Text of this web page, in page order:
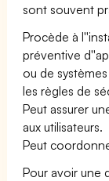
sont souvent
Procède à
préventive
ou de
les règles de
Peut assurer
aux utilisateurs.
Peut
Pour avoir une